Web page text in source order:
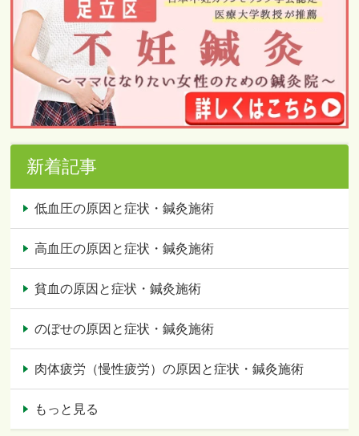
新着記事
低血圧の原因と症状・鍼灸施術
高血圧の原因と症状・鍼灸施術
貧血の原因と症状・鍼灸施術
のぼせの原因と症状・鍼灸施術
肉体疲労（慢性疲労）の原因と症状・鍼灸施術
もっと見る